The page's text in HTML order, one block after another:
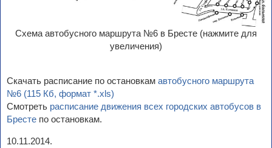
Схема автобусного маршрута №6 в Бресте (нажмите для
увеличения)
Скачать расписание по остановкам автобусного маршрута
№6 (115 Кб, формат *.xls)
Смотреть расписание движения всех городских автобусов в
Бресте по остановкам.
10.11.2014.